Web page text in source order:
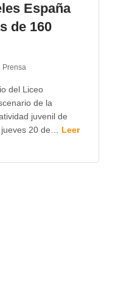
España
de 160
Prensa
del Liceo
de la
juvenil de
20 de… Leer